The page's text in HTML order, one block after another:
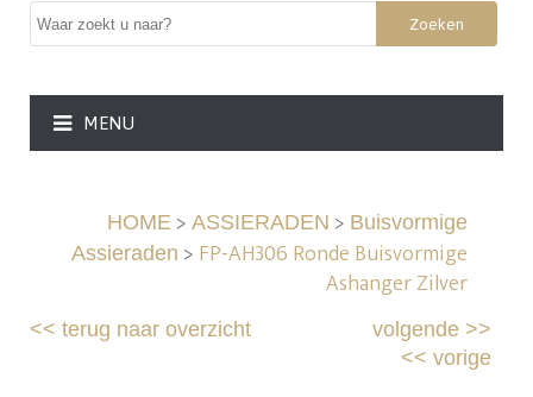
Zoeken
MENU
HOME> ASSIERADEN > Buisvormige
Assieraden > FP-AH306 Ronde Buisvormige
Ashanger Zilver
<<terug naar overzicht volgende>>
<< vorige